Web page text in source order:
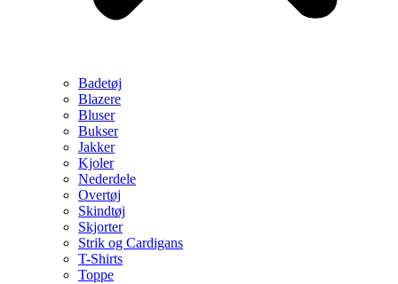
Badetøj
Blazere
Bluser
Bukser
Jakker
Kjoler
Nederdele
Overtøj
Skindtøj
Skjorter
Strik og Cardigans
T-Shirts
Toppe